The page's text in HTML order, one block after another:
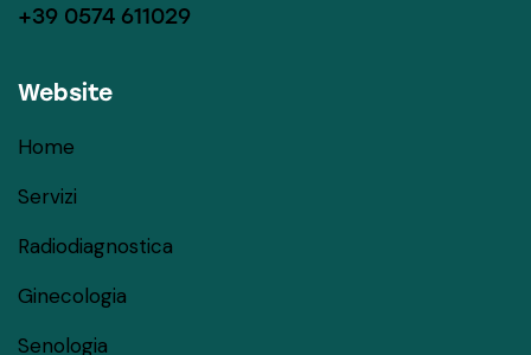
+39 0574 611029
Website
Home
Servizi
Radiodiagnostica
Ginecologia
Senologia